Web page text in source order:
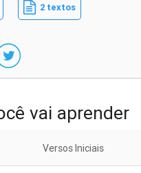
2 textos
vai aprender
Versos Iniciais